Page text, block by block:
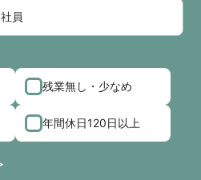
残業無し・少なめ
年間休日120日以上